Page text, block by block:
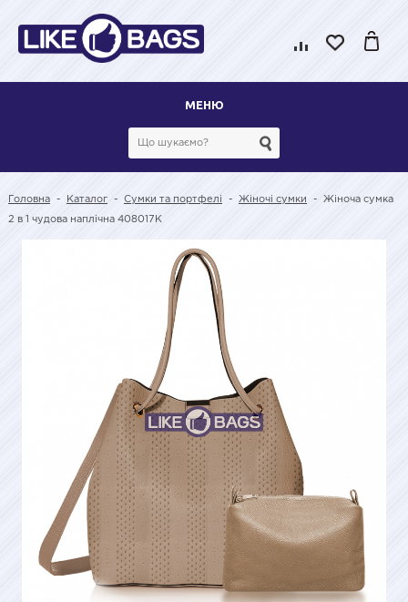
МЕНЮ
Головна - Каталог - Сумки та портфелі - Жіночі сумки - Жіноча сумка
2 в 1 чудова наплічна 408017K